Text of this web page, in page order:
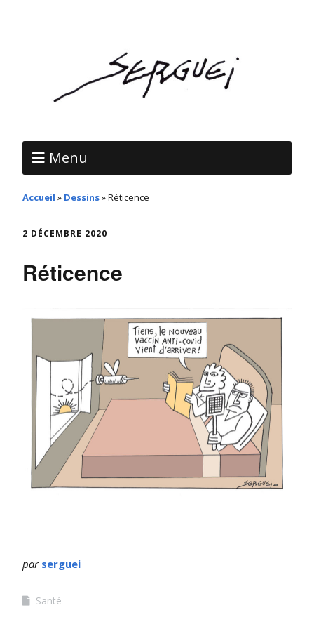
Menu
Accueil » Dessins»Réticence
2 DÉCEMBRE 2020
Réticence
par serguei
Santé